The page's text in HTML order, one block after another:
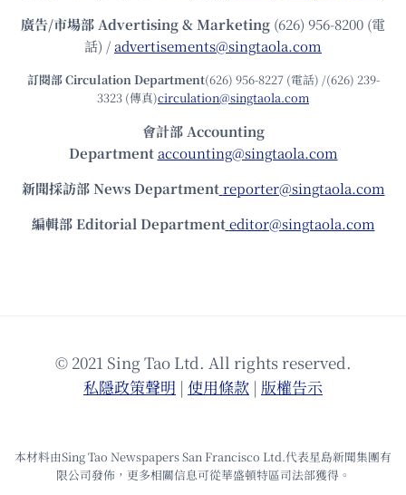
廣告/市場部Advertising & Marketing (626) 956-8200 (電
話) /advertisements@singtaola.com
訂閱部 Circulation Department(626) 956-8227 (電話) /(626) 239-
3323 (傳真)circulation@singtaola.com
會計部 Accounting
Department accounting@singtaola.com
新聞採訪部 News Department reporter@singtaola.com
編輯部 Editorial Department editor@singtaola.com
© 2021 Sing Tao Ltd. All rights reserved.
私隱政策聲明 | 使⽤條款 | 版權告⽰
本材料由Sing Tao Newspapers San Francisco Ltd.代表星島新聞集團有
限公司發佈，更多相關信息可從華盛頓特區司法部獲得。